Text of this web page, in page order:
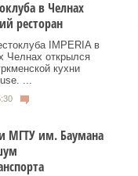
в Челнах
ресторан
IMPERIA в
Челнах открылся
кухни
...
МГТУ им. Баумана